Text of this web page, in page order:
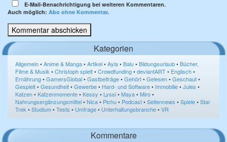
E-Mail-Benachrichtigung bei weiteren Kommentaren.
Auch möglich: Abo ohne Kommentar.
Kategorien
Allgemein•Anime & Manga•Artikel•Ayla•Balu•Bildungsurlaub•Bücher,
Filme & Musik •Christoph spielt•Crowdfunding•deviantART• Englisch•
Ernährung•GamersGlobal•Gastbeiträge•Gehört•Gelesen•Geschaut•
Gespielt•Gesundheit•Gewerbe• Hard- und Software• Immobilie•Jules •
Katzen•Katzenmomente•Kessy • Lyssi•Maya•Miro•
Nahrungsergänzungsmittel•Nica• Pichu• Podcast•Seitennews •Spiele•Star
Trek •Studium•Tests • Umfrage• Unterhaltungsbranche•VR
Kommentare